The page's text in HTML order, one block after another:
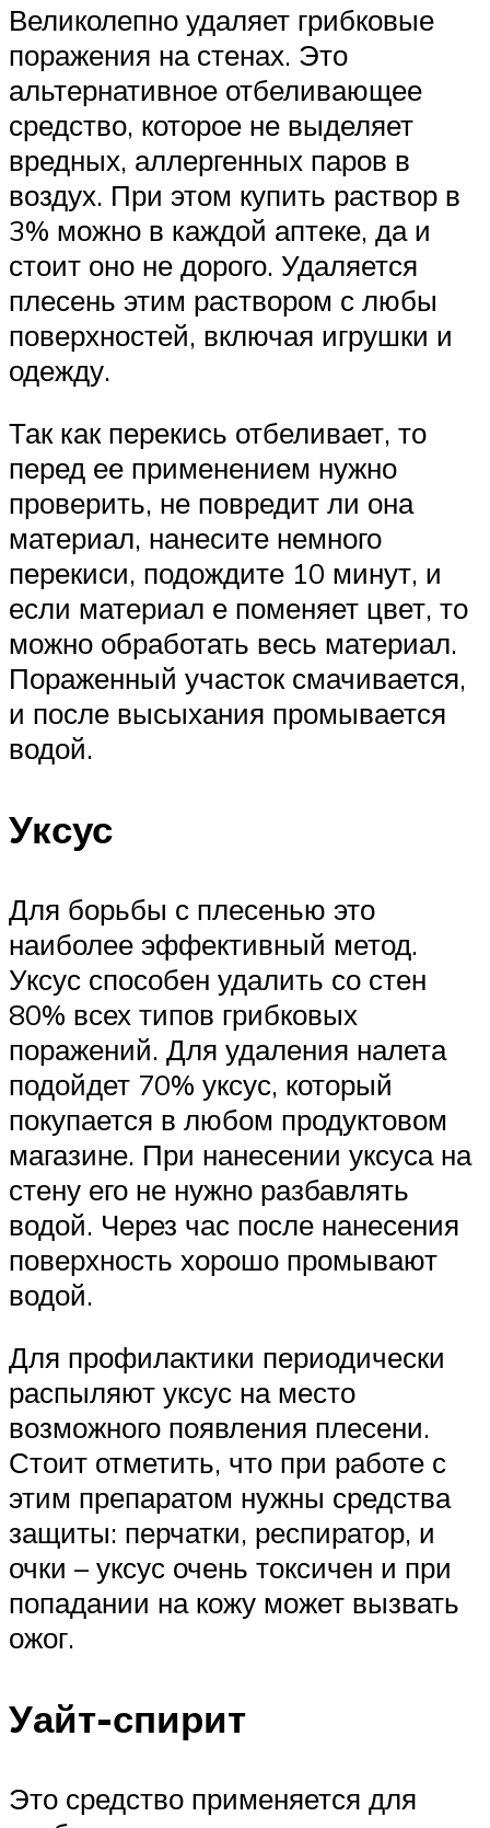
Великолепно удаляет грибковые
поражения на стенах. Это
альтернативное отбеливающее
средство, которое не выделяет
вредных, аллергенных паров в
воздух. При этом купить раствор в
3% можно в каждой аптеке, да и
стоит оно не дорого. Удаляется
плесень этим раствором с любы
поверхностей, включая игрушки и
одежду.
Так как перекись отбеливает, то
перед ее применением нужно
проверить, не повредит ли она
материал, нанесите немного
перекиси, подождите 10 минут, и
если материал е поменяет цвет, то
можно обработать весь материал.
Пораженный участок смачивается,
и после высыхания промывается
водой.
Уксус
Для борьбы с плесенью это
наиболее эффективный метод.
Уксус способен удалить со стен
80% всех типов грибковых
поражений. Для удаления налета
подойдет 70% уксус, который
покупается в любом продуктовом
магазине. При нанесении уксуса на
стену его не нужно разбавлять
водой. Через час после нанесения
поверхность хорошо промывают
водой.
Для профилактики периодически
распыляют уксус на место
возможного появления плесени.
Стоит отметить, что при работе с
этим препаратом нужны средства
защиты: перчатки, респиратор, и
очки – уксус очень токсичен и при
попадании на кожу может вызвать
ожог.
Уайт-спирит
Это средство применяется для